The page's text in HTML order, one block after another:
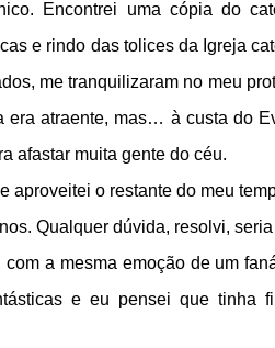
Encontrei uma cópia do
e rindo das tolices da Igreja
me tranquilizaram no meu
era atraente, mas… à custa do
afastar muita gente do céu.
aproveitei o restante do meu
Qualquer dúvida, resolvi,
a mesma emoção de um
e eu pensei que tinha